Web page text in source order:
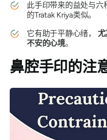
此手印带来的益处与六
的Tratak Kriya类似。
它有助于平静心绪， 尤
不安的心境。
鼻腔手印的注